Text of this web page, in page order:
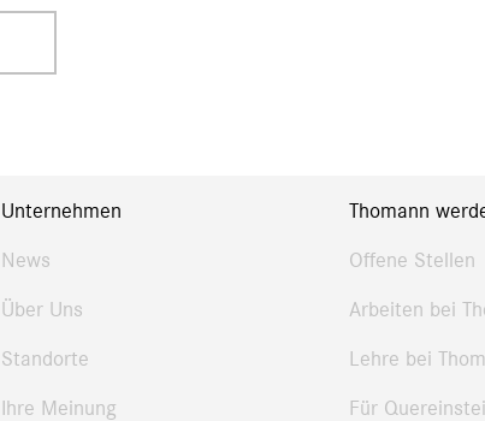
Unternehmen
News
Über Uns
Standorte
Ihre Meinung
Thomann
Offene Stellen
Arbeiten bei
Lehre bei
Für